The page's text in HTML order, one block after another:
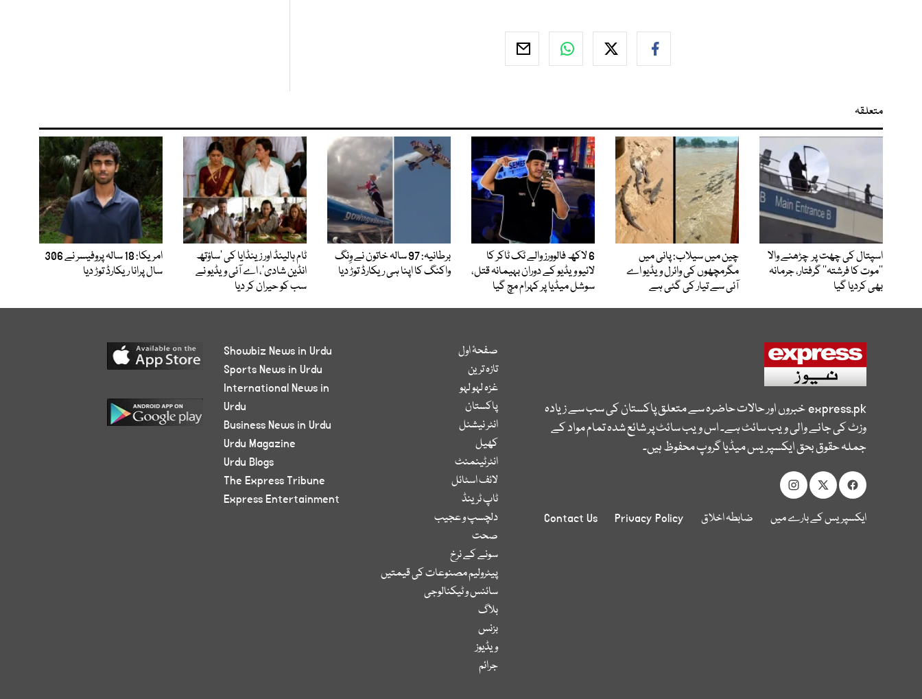
متعلقہ
اسپتال کی چھت پر چڑھنے والا
’’موت کا فرشتہ‘‘ گرفتار، جرمانہ
بھی کردیا گیا
چین میں سیلاب: پانی میں
مگرمچھوں کی وائرل ویڈیو اے
آئی سے تیار کی گئی ہے
6 لاکھ فالوورز والے ٹک ٹاکر کا
لائیو ویڈیو کے دوران بہیمانہ قتل،
سوشل میڈیا پر کہرام مچ گیا
برطانیہ: 97 سالہ خاتون نے وِنگ
واکنگ کا اپنا ہی ریکارڈ توڑ دیا
ٹام ہالینڈ اور زینڈایا کی ’ساؤتھ
انڈین شادی‘، اے آئی ویڈیو نے
سب کو حیران کر دیا
امریکا: 18 سالہ پروفیسر نے 306
سال پرانا ریکارڈ توڑ دیا
express.pkخبروں اور حالات حاضرہ سے متعلق پاکستان کی سب سے زیادہ
وزٹ کی جانے والی ویب سائٹ ہے۔ اس ویب سائٹ پر شائع شدہ تمام مواد کے
جملہ حقوق بحق ایکسپریس میڈیا گروپ محفوظ ہیں۔
ایکسپریس کے بارے میں ضابطہ اخلاق Privacy Policy
Contact Us
صفحۂ اول
تازہ ترین
غزہ لہو لہو
پاکستان
انٹر نیشنل
کھیل
انٹرٹینمنٹ
لائف اسٹائل
ٹاپ ٹرینڈ
دلچسپ و عجیب
صحت
سونے کے نرخ
پیٹرولیم مصنوعات کی قیمتیں
سائنس و ٹیکنالوجی
بلاگ
بزنس
ویڈیوز
جرائم
Showbiz News in Urdu
Sports News in Urdu
International News in
Urdu
Business News in Urdu
Urdu Magazine
Urdu Blogs
The Express Tribune
Express Entertainment